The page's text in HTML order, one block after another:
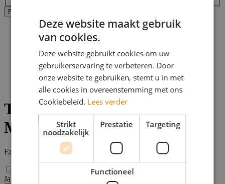
Filters Toepassen
Home
Maastricht
Technische vacatures in
Maastricht
Er zijn Technische vacatures in Maastricht gevonden.
Ja, email mij de nieuwste vacatures van deze zoekopdracht!
Deze website maakt gebruik
van cookies.
Deze website gebruikt cookies om uw
gebruikerservaring te verbeteren. Door
onze website te gebruiken, stemt u in met
alle cookies in overeenstemming met ons
Cookiebeleid. Lees verder
Strikt
noodzakelijk
Prestatie Targeting
Functioneel